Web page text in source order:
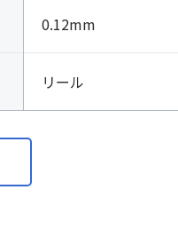
0.12mm
リール